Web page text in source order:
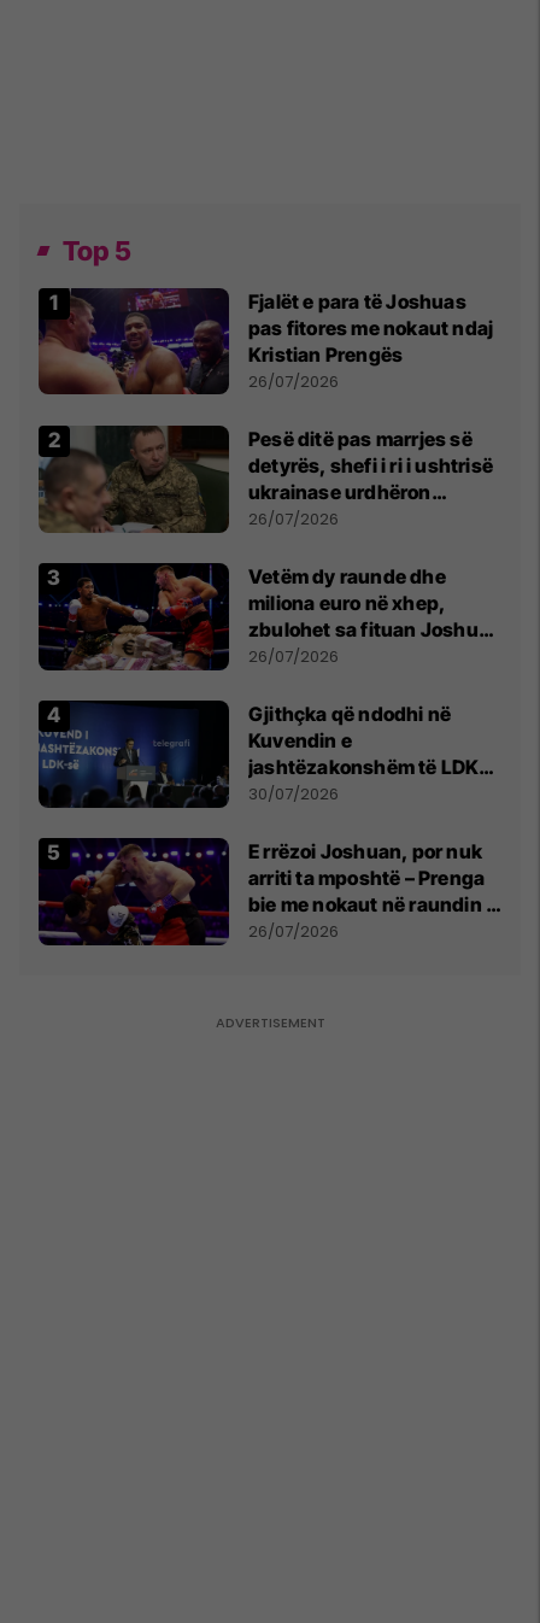
Top 5
Fjalët e para të Joshuas
pas fitores me nokaut ndaj
Kristian Prengës
26/07/2026
Pesë ditë pas marrjes së
detyrës, shefi i ri i ushtrisë
ukrainase urdhëron
kontroll të madh
26/07/2026
Vetëm dy raunde dhe
miliona euro në xhep,
zbulohet sa fituan Joshua
e Prenga
26/07/2026
Gjithçka që ndodhi në
Kuvendin e
jashtëzakonshëm të LDK-
së
30/07/2026
E rrëzoi Joshuan, por nuk
arriti ta mposhtë – Prenga
bie me nokaut në raundin e
dytë
26/07/2026